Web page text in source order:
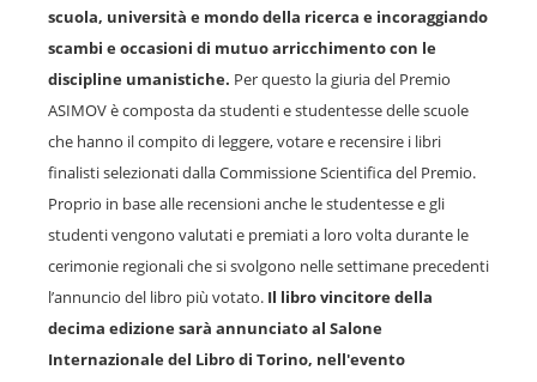
scuola, università e mondo della ricerca e incoraggiando
scambi e occasioni di mutuo arricchimento con le
discipline umanistiche. Per questo la giuria del Premio
ASIMOV è composta da studenti e studentesse delle scuole
che hanno il compito di leggere, votare e recensire i libri
finalisti selezionati dalla Commissione Scientifica del Premio.
Proprio in base alle recensioni anche le studentesse e gli
studenti vengono valutati e premiati a loro volta durante le
cerimonie regionali che si svolgono nelle settimane precedenti
l’annuncio del libro più votato. Il libro vincitore della
decima edizione sarà annunciato al Salone
Internazionale del Libro di Torino, nell'evento